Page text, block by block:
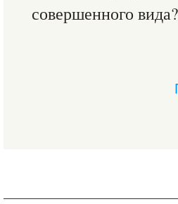
совершенного вида?